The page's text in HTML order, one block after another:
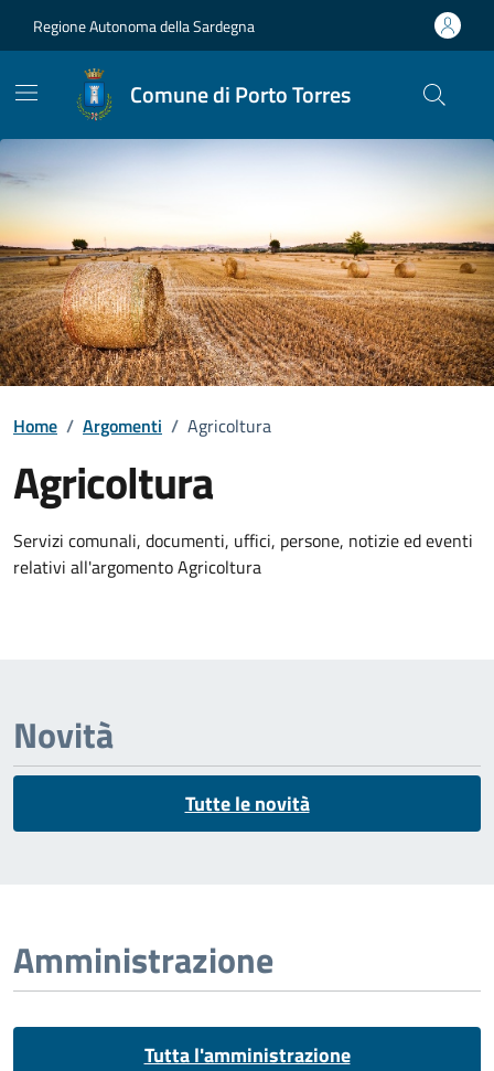
Regione Autonoma della Sardegna
Comune di Porto Torres
Home / Argomenti / Agricoltura
Agricoltura
Dettagli dell'argomento
Servizi comunali, documenti, uffici, persone, notizie ed eventi
relativi all'argomento Agricoltura
Novità
Tutte le novità
Amministrazione
Tutta l'amministrazione